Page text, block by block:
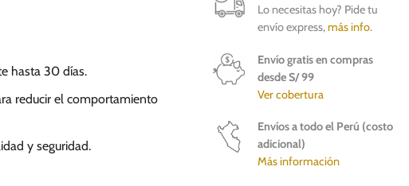
hasta 30 días.
reducir el comportamiento
y seguridad.
Lo necesitas hoy? Pide tu
envío express,más info.
Envío gratis en compras
desde S/ 99
Ver cobertura
Envíos a todo el Perú (costo
adicional)
Más información